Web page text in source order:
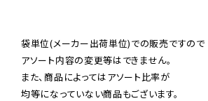
袋単位(メーカー出荷単位)での販売ですので
アソート内容の変更等はできません。
また、商品によってはアソート比率が
均等になっていない商品もございます。